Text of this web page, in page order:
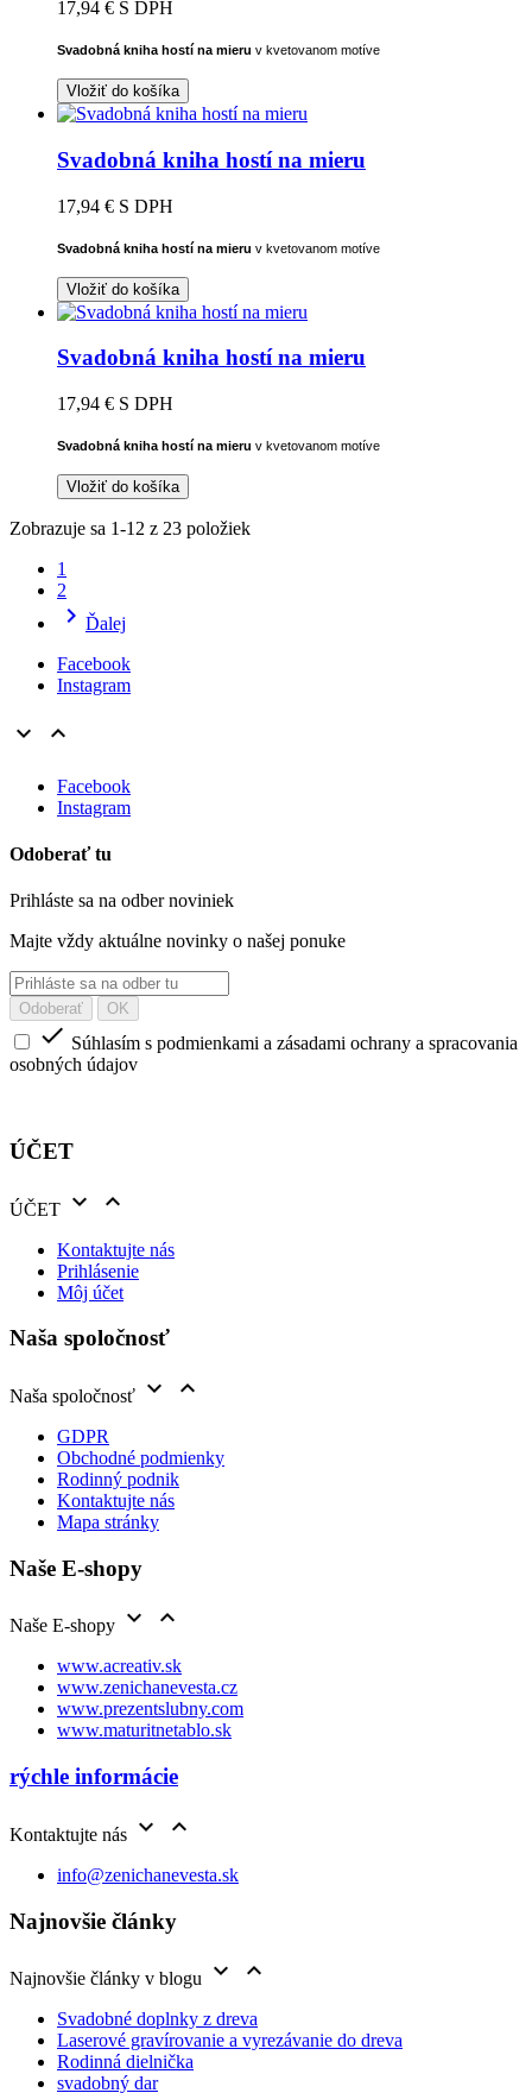
17,94 € S DPH
Svadobná kniha hostí na mieru v kvetovanom motíve
Vložiť do košíka
Svadobná kniha hostí na mieru
17,94 € S DPH
Svadobná kniha hostí na mieru v kvetovanom motíve
Vložiť do košíka
Svadobná kniha hostí na mieru
17,94 € S DPH
Svadobná kniha hostí na mieru v kvetovanom motíve
Vložiť do košíka
Zobrazuje sa 1-12 z 23 položiek
1
2
 Ďalej
Facebook
Instagram
 
Facebook
Instagram
Odoberať tu
Prihláste sa na odber noviniek
Majte vždy aktuálne novinky o našej ponuke
 Súhlasím s podmienkami a zásadami ochrany a spracovania
osobných údajov
ÚČET
ÚČET  
Kontaktujte nás
Prihlásenie
Môj účet
Naša spoločnosť
Naša spoločnosť  
GDPR
Obchodné podmienky
Rodinný podnik
Kontaktujte nás
Mapa stránky
Naše E-shopy
Naše E-shopy  
www.acreativ.sk
www.zenichanevesta.cz
www.prezentslubny.com
www.maturitnetablo.sk
rýchle informácie
Kontaktujte nás  
info@zenichanevesta.sk
Najnovšie články
Najnovšie články v blogu  
Svadobné doplnky z dreva
Laserové gravírovanie a vyrezávanie do dreva
Rodinná dielnička
svadobný dar